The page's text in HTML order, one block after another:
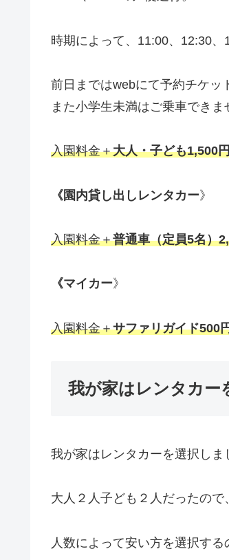
時期によって、11:00、12:30、
前日まではwebにて予約チケッ
また小学生未満はご乗車でき
入園料金＋大人・子ども1,500
《園内貸し出しレンタカー》
入園料金＋普通車（定員5名）
《マイカー》
入園料金＋サファリガイド500
我が家はレンタカー
我が家はレンタカーを選択しま
大人２人子ども２人だったので
人数によって安い方を選択する